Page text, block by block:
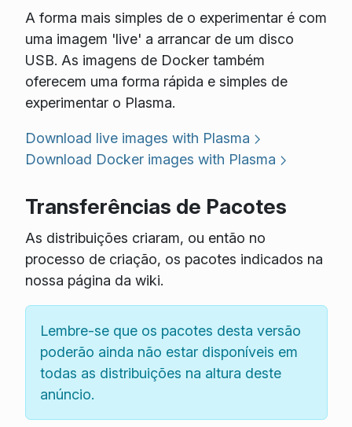
A forma mais simples de o experimentar é com
uma imagem 'live' a arrancar de um disco
USB. As imagens de Docker também
oferecem uma forma rápida e simples de
experimentar o Plasma.
Download live images with Plasma
Download Docker images with Plasma
Transferências de Pacotes
As distribuições criaram, ou então no
processo de criação, os pacotes indicados na
nossa página da wiki.
Lembre-se que os pacotes desta versão
poderão ainda não estar disponíveis em
todas as distribuições na altura deste
anúncio.